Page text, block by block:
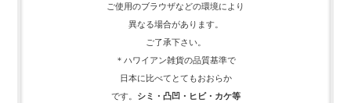
ご使用のブラウザなどの環境により
異なる場合があります。
ご了承下さい。
＊ハワイアン雑貨の品質基準で
日本に比べてとてもおおらか
です。
シミ・凸凹・ヒビ・カケ等